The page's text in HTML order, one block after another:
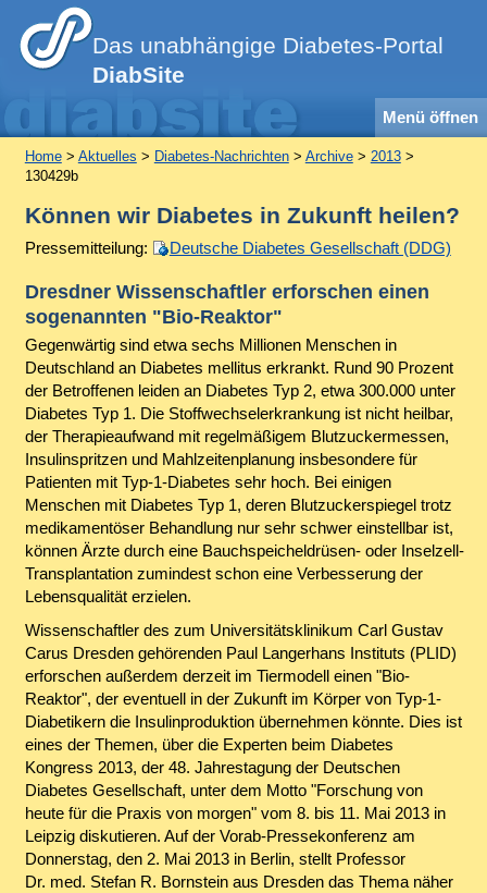
Das unabhängige Diabetes-Portal
DiabSite
Menü öffnen
Home> Aktuelles > Diabetes-Nachrichten> Archive> 2013>
130429b
Können wir Diabetes in Zukunft heilen?
Pressemitteilung: Deutsche Diabetes Gesellschaft (DDG)
Dresdner Wissenschaftler erforschen einen
sogenannten "Bio-Reaktor"
Gegenwärtig sind etwa sechs Millionen Menschen in
Deutschland an Diabetes mellitus erkrankt. Rund 90 Prozent
der Betroffenen leiden an Diabetes Typ 2, etwa 300.000 unter
Diabetes Typ 1. Die Stoffwechselerkrankung ist nicht heilbar,
der Therapieaufwand mit regelmäßigem Blutzuckermessen,
Insulinspritzen und Mahlzeitenplanung insbesondere für
Patienten mit Typ-1-Diabetes sehr hoch. Bei einigen
Menschen mit Diabetes Typ 1, deren Blutzuckerspiegel trotz
medikamentöser Behandlung nur sehr schwer einstellbar ist,
können Ärzte durch eine Bauchspeicheldrüsen- oder Inselzell-
Transplantation zumindest schon eine Verbesserung der
Lebensqualität erzielen.
Wissenschaftler des zum Universitätsklinikum Carl Gustav
Carus Dresden gehörenden Paul Langerhans Instituts (PLID)
erforschen außerdem derzeit im Tiermodell einen "Bio-
Reaktor", der eventuell in der Zukunft im Körper von Typ-1-
Diabetikern die Insulinproduktion übernehmen könnte. Dies ist
eines der Themen, über die Experten beim Diabetes
Kongress 2013, der 48. Jahrestagung der Deutschen
Diabetes Gesellschaft, unter dem Motto "Forschung von
heute für die Praxis von morgen" vom 8. bis 11. Mai 2013 in
Leipzig diskutieren. Auf der Vorab-Pressekonferenz am
Donnerstag, den 2. Mai 2013 in Berlin, stellt Professor
Dr. med. Stefan R. Bornstein aus Dresden das Thema näher